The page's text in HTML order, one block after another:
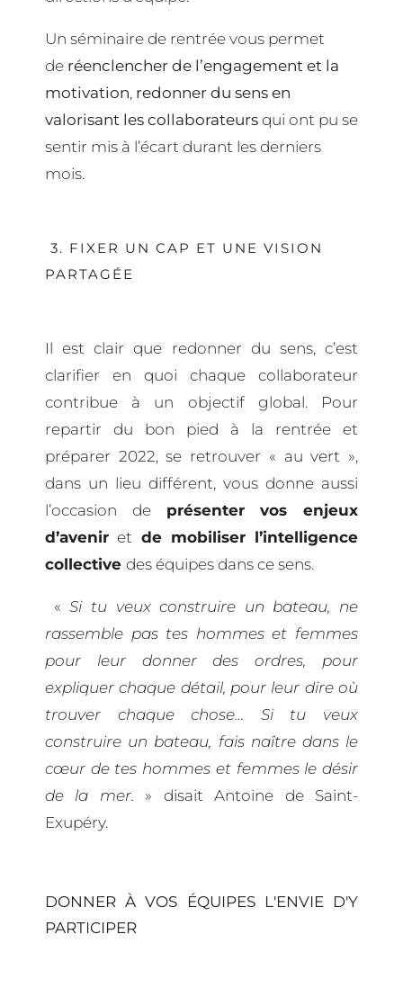
Un séminaire de rentrée vous permet
de réenclencher de l’engagement et la
motivation, redonner du sens en
valorisant les collaborateurs qui ont pu se
sentir mis à l’écart durant les derniers
mois.
3. FIXER UN CAP ET UNE VISION
PARTAGÉE
Il est clair que redonner du sens, c’est
clarifier en quoi chaque collaborateur
contribue à un objectif global. Pour
repartir du bon pied à la rentrée et
préparer 2022, se retrouver « au vert »,
dans un lieu différent, vous donne aussi
l’occasion de présenter vos enjeux
d’avenir et de mobiliser l’intelligence
collective des équipes dans ce sens.
«Si tu veux construire un bateau, ne
rassemble pas tes hommes et femmes
pour leur donner des ordres, pour
expliquer chaque détail, pour leur dire où
trouver chaque chose… Si tu veux
construire un bateau, fais naître dans le
cœur de tes hommes et femmes le désir
de la mer. » disait Antoine de Saint-
Exupéry.
DONNER À VOS ÉQUIPES L'ENVIE D'Y
PARTICIPER